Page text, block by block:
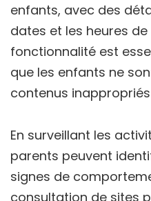
enfants, avec des
dates et les heures
fonctionnalité est
que les enfants ne
contenus
En surveillant les
parents peuvent
signes de
consultation de sites